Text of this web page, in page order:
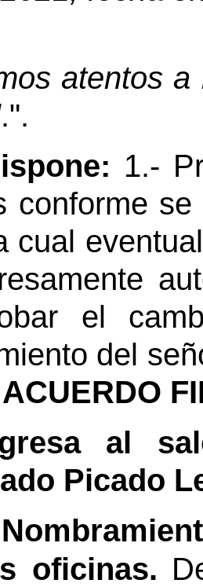
atentos
.".
1.-
conforme
cual
el
del
ACUERDO
al
Picado
oficinas.